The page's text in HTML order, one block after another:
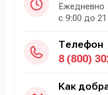
Ежедневно
с 9:00 до
Телефон
8 (800)
Как